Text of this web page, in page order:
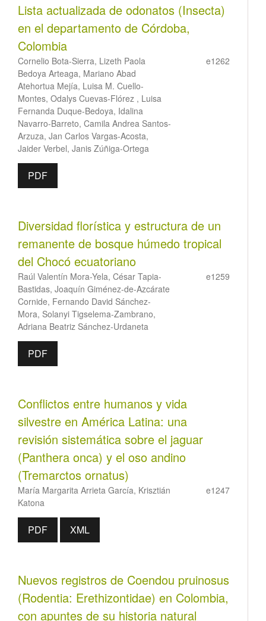
Lista actualizada de odonatos (Insecta)
en el departamento de Córdoba,
Colombia
Cornelio Bota-Sierra, Lizeth Paola
Bedoya Arteaga, Mariano Abad
Atehortua Mejía, Luisa M. Cuello-
Montes, Odalys Cuevas-Flórez , Luisa
Fernanda Duque-Bedoya, Idalina
Navarro-Barreto, Camila Andrea Santos-
Arzuza, Jan Carlos Vargas-Acosta,
Jaider Verbel, Janis Zúñiga-Ortega
e1262
PDF
Diversidad florística y estructura de un
remanente de bosque húmedo tropical
del Chocó ecuatoriano
Raúl Valentín Mora-Yela, César Tapia-
Bastidas, Joaquín Giménez-de-Azcárate
Cornide, Fernando David Sánchez-
Mora, Solanyi Tigselema-Zambrano,
Adriana Beatriz Sánchez-Urdaneta
e1259
PDF
Conflictos entre humanos y vida
silvestre en América Latina: una
revisión sistemática sobre el jaguar
(Panthera onca) y el oso andino
(Tremarctos ornatus)
María Margarita Arrieta García, Krisztián
Katona
e1247
PDF XML
Nuevos registros de Coendou pruinosus
(Rodentia: Erethizontidae) en Colombia,
con apuntes de su historia natural